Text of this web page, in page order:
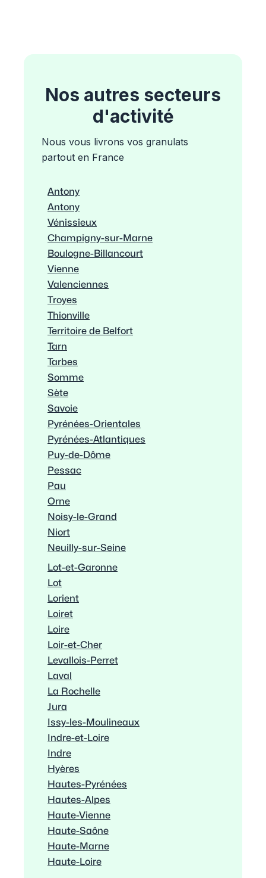
Nos autres secteurs
d'activité
Nous vous livrons vos granulats
partout en France
Antony
Antony
Vénissieux
Champigny-sur-Marne
Boulogne-Billancourt
Vienne
Valenciennes
Troyes
Thionville
Territoire de Belfort
Tarn
Tarbes
Somme
Sète
Savoie
Pyrénées-Orientales
Pyrénées-Atlantiques
Puy-de-Dôme
Pessac
Pau
Orne
Noisy-le-Grand
Niort
Neuilly-sur-Seine
Lot-et-Garonne
Lot
Lorient
Loiret
Loire
Loir-et-Cher
Levallois-Perret
Laval
La Rochelle
Jura
Issy-les-Moulineaux
Indre-et-Loire
Indre
Hyères
Hautes-Pyrénées
Hautes-Alpes
Haute-Vienne
Haute-Saône
Haute-Marne
Haute-Loire